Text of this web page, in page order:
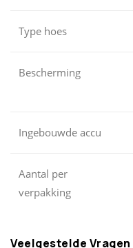
Type hoes
Bescherming
Ingebouwde accu
Aantal per
verpakking
Veelgestelde Vragen